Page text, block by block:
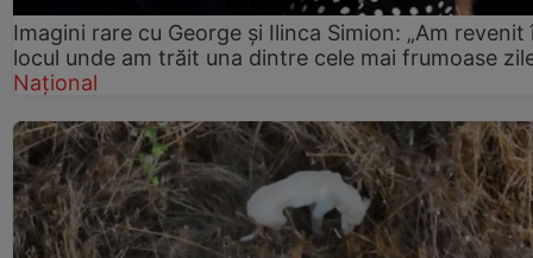
Imagini rare cu George și Ilinca Simion: „Am revenit
locul unde am trăit una dintre cele mai frumoase
Național